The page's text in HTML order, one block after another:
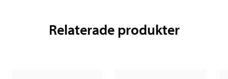
Relaterade produkter